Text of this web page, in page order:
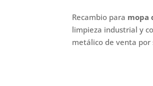
Recambio para mopa
limpieza industrial y
metálico de venta por